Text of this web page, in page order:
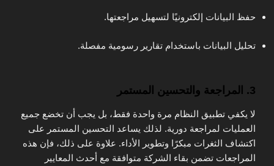
حفظ البيانات إلكترونيًا لتسهيل مراجعتها.
تحليل البيانات باستخدام تقارير رسومية مفصلة.
3. المراجعة والتحسين المستمر
لا يكفي تطبيق النظام مرة واحدة فقط، بل يجب أن تخضع جميع
العمليات لمراجعة دورية. لذلك يساعد التحسين المستمر على
اكتشاف الثغرات مبكرًا وتطوير الأداء. علاوة على ذلك، فإن هذه
المراجعات تضمن بقاء الشركة متوافقة مع أحدث المعايير